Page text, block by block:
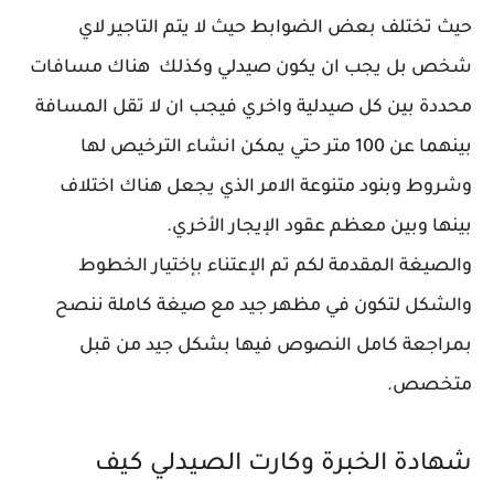
حيث تختلف بعض الضوابط حيث لا يتم التاجير لاي
شخص بل يجب ان يكون صيدلي وكذلك هناك مسافات
محددة بين كل صيدلية واخري فيجب ان لا تقل المسافة
بينهما عن 100 متر حتي يمكن انشاء الترخيص لها
وشروط وبنود متنوعة الامر الذي يجعل هناك اختلاف
بينها وبين معظم عقود الإيجار الأخري.
والصيغة المقدمة لكم تم الإعتناء بإختيار الخطوط
والشكل لتكون في مظهر جيد مع صيغة كاملة ننصح
بمراجعة كامل النصوص فيها بشكل جيد من قبل
متخصص.
شهادة الخبرة وكارت الصيدلي كيف